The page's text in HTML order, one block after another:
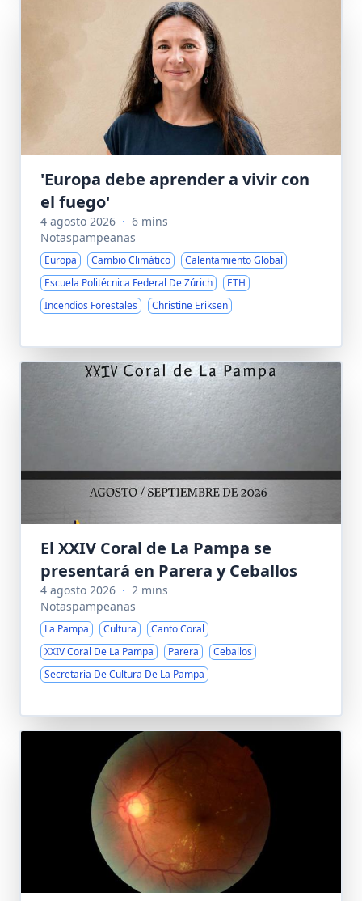
'Europa debe aprender a vivir con
el fuego'
4 agosto 2026 · 6 mins
Notaspampeanas
Europa Cambio Climático
Calentamiento Global
Escuela Politécnica Federal De Zúrich
ETH
Incendios Forestales
Christine Eriksen
El XXIV Coral de La Pampa se
presentará en Parera y Ceballos
4 agosto 2026 · 2 mins
Notaspampeanas
La Pampa Cultura
Canto Coral
XXIV Coral De La Pampa
Parera
Ceballos
Secretaría De Cultura De La Pampa